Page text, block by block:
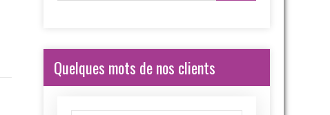
Quelques mots de nos clients